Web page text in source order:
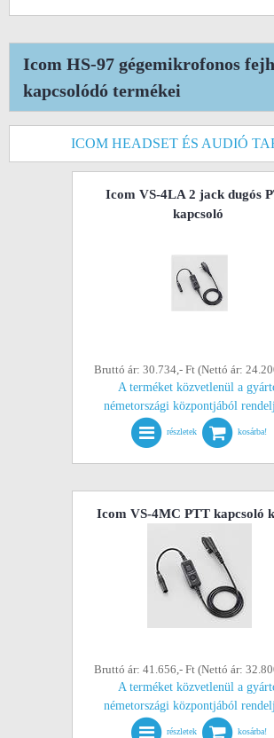
Icom HS-97 gégemikrofonos
kapcsolódó termékei
ICOM HEADSET ÉS AUDIÓ
Icom VS-4LA 2 jack dugós
kapcsoló
Bruttó ár: 30.734,- Ft (Nettó ár:
A terméket közvetlenül a
németországi központjából
részletek kosárba!
Icom VS-4MC PTT kapcsoló
Bruttó ár: 41.656,- Ft (Nettó ár:
A terméket közvetlenül a
németországi központjából
részletek kosárba!